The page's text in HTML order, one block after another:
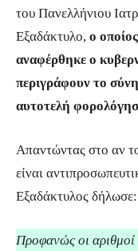
του Πανελλήνιου
Εξαδάκτυλο, ο
αναφέρθηκε ο
περιγράφουν το
αυτοτελή
Απαντώντας στο αν
είναι
Εξαδάκτυλος δήλωσε:
Προφανώς οι